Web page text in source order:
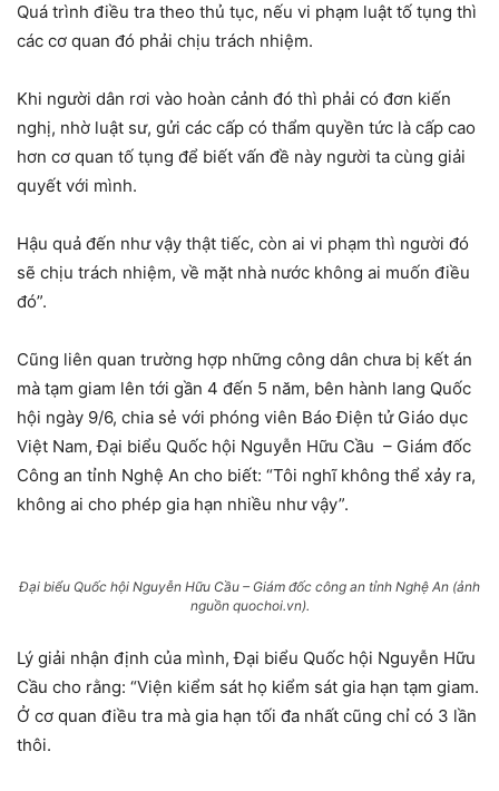
Quá trình điều tra theo thủ tục, nếu vi phạm luật tố tụng thì
các cơ quan đó phải chịu trách nhiệm.
Khi người dân rơi vào hoàn cảnh đó thì phải có đơn kiến
nghị, nhờ luật sư, gửi các cấp có thẩm quyền tức là cấp cao
hơn cơ quan tố tụng để biết vấn đề này người ta cùng giải
quyết với mình.
Hậu quả đến như vậy thật tiếc, còn ai vi phạm thì người đó
sẽ chịu trách nhiệm, về mặt nhà nước không ai muốn điều
đó”.
Cũng liên quan trường hợp những công dân chưa bị kết án
mà tạm giam lên tới gần 4 đến 5 năm, bên hành lang Quốc
hội ngày 9/6, chia sẻ với phóng viên Báo Điện tử Giáo dục
Việt Nam, Đại biểu Quốc hội Nguyễn Hữu Cầu – Giám đốc
Công an tỉnh Nghệ An cho biết: “Tôi nghĩ không thể xảy ra,
không ai cho phép gia hạn nhiều như vậy”.
Đại biểu Quốc hội Nguyễn Hữu Cầu – Giám đốc công an tỉnh Nghệ An (ảnh
nguồn quochoi.vn).
Lý giải nhận định của mình, Đại biểu Quốc hội Nguyễn Hữu
Cầu cho rằng: “Viện kiểm sát họ kiểm sát gia hạn tạm giam.
Ở cơ quan điều tra mà gia hạn tối đa nhất cũng chỉ có 3 lần
thôi.